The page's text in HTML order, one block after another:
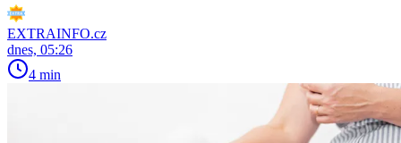
EXTRAINFO.cz
dnes, 05:26
4 min